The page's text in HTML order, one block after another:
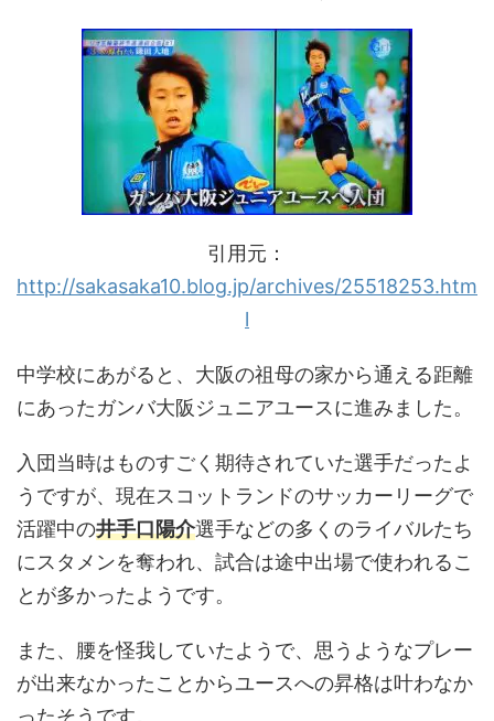
引用元：
http://sakasaka10.blog.jp/archives/25518253.htm
l
中学校にあがると、大阪の祖母の家から通える距離
にあったガンバ大阪ジュニアユースに進みました。
入団当時はものすごく期待されていた選手だったよ
うですが、現在スコットランドのサッカーリーグで
活躍中の井手口陽介選手などの多くのライバルたち
にスタメンを奪われ、試合は途中出場で使われるこ
とが多かったようです。
また、腰を怪我していたようで、思うようなプレー
が出来なかったことからユースへの昇格は叶わなか
ったそうです。